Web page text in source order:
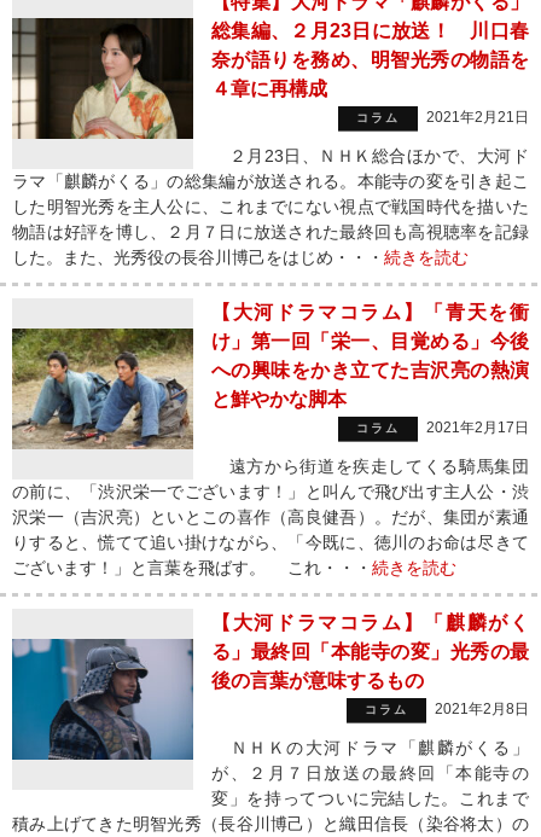
総集編、２月23日に放送！ 川口春
奈が語りを務め、明智光秀の物語を
４章に再構成
コラム 2021年2月21日
２月23日、ＮＨＫ総合ほかで、大河ド
ラマ「麒麟がくる」の総集編が放送される。本能寺の変を引き起こ
した明智光秀を主人公に、これまでにない視点で戦国時代を描いた
物語は好評を博し、２月７日に放送された最終回も高視聴率を記録
した。また、光秀役の長谷川博己をはじめ・・・ 続きを読む
【大河ドラマコラム】「青天を衝
け」第一回「栄一、目覚める」今後
への興味をかき立てた吉沢亮の熱演
と鮮やかな脚本
コラム 2021年2月17日
遠方から街道を疾走してくる騎馬集団
の前に、「渋沢栄一でございます！」と叫んで飛び出す主人公・渋
沢栄一（吉沢亮）といとこの喜作（高良健吾）。だが、集団が素通
りすると、慌てて追い掛けながら、「今既に、徳川のお命は尽きて
ございます！」と言葉を飛ばす。 これ・・・ 続きを読む
【大河ドラマコラム】「麒麟がく
る」最終回「本能寺の変」光秀の最
後の言葉が意味するもの
コラム 2021年2月8日
ＮＨＫの大河ドラマ「麒麟がくる」
が、２月７日放送の最終回「本能寺の
変」を持ってついに完結した。これまで
積み上げてきた明智光秀（長谷川博己）と織田信長（染谷将太）の